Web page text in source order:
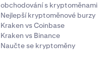
obchodování s kryptoměnami
Nejlepší kryptoměnové burzy
Kraken vs Coinbase
Kraken vs Binance
Naučte se kryptoměny